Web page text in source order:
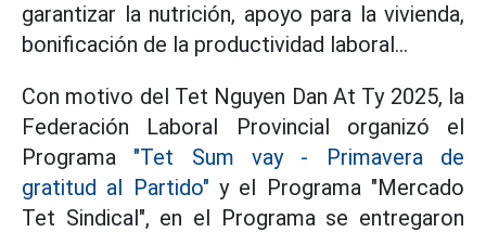
garantizar la nutrición, apoyo para la vivienda,
bonificación de la productividad laboral...
Con motivo del Tet Nguyen Dan At Ty 2025, la
Federación Laboral Provincial organizó el
Programa "Tet Sum vay - Primavera de
gratitud al Partido" y el Programa "Mercado
Tet Sindical", en el Programa se entregaron